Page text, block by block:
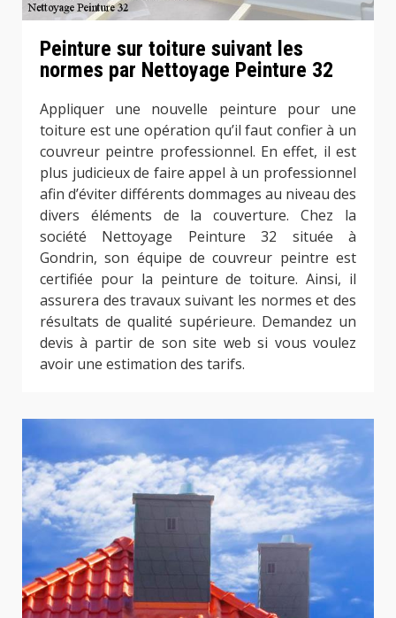
Peinture sur toiture suivant les
normes par Nettoyage Peinture 32
Appliquer une nouvelle peinture pour une
toiture est une opération qu’il faut confier à un
couvreur peintre professionnel. En effet, il est
plus judicieux de faire appel à un professionnel
afin d’éviter différents dommages au niveau des
divers éléments de la couverture. Chez la
société Nettoyage Peinture 32 située à
Gondrin, son équipe de couvreur peintre est
certifiée pour la peinture de toiture. Ainsi, il
assurera des travaux suivant les normes et des
résultats de qualité supérieure. Demandez un
devis à partir de son site web si vous voulez
avoir une estimation des tarifs.